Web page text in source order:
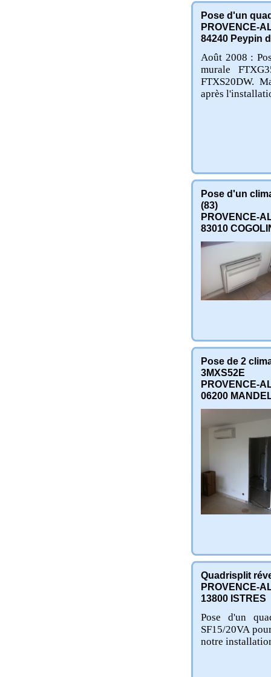
Pose d'un
PROVENCE-
84240 Peypin
Août 2008 :
murale
FTXS20DW.
après
Pose d'un
(83)
PROVENCE-
83010
Pose de 2
3MXS52E
PROVENCE-
06200
Quadrisplit
PROVENCE-
13800 ISTRES
Pose d'un
SF15/20VA
notre